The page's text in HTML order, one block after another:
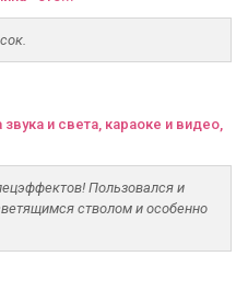
и света, караоке и видео,
Пользовался и
стволом и особенно